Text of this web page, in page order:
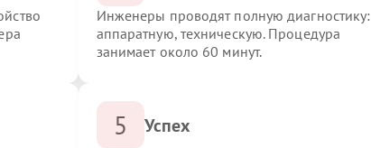
Инженеры проводят полную диагностику:
аппаратную, техническую. Процедура
занимает около 60 минут.
5 Успех